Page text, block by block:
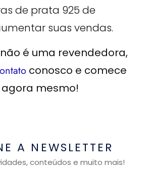
de prata 925 de
suas vendas.
é uma revendedora,
conosco e comece
agora mesmo!
A NEWSLETTER
conteúdos e muito mais!